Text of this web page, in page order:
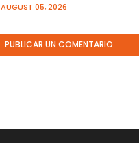
AUGUST 05, 2026
PUBLICAR UN COMENTARIO